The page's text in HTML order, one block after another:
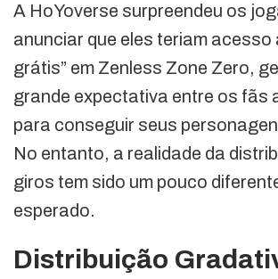
A HoYoverse surpreendeu os
anunciar que eles teriam acesso
grátis” em Zenless Zone Zero,
grande expectativa entre os fãs
para conseguir seus
No entanto, a realidade da
giros tem sido um pouco
esperado.
Distribuição